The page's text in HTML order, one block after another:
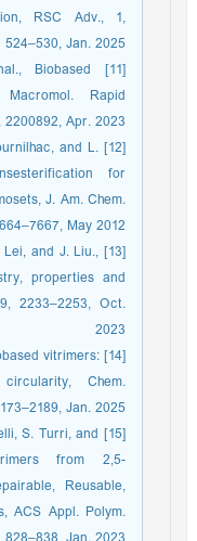
RSC Adv., 1,
524–530, Jan. 2025
Biobased
Macromol. Rapid
2200892, Apr. 2023
and L.
for
J. Am. Chem.
May 2012
Lei, and J. Liu.,
properties and
2233–2253, Oct.
2023
vitrimers:
Chem.
Jan. 2025
S. Turri, and
from 2,5-
Reusable,
ACS Appl. Polym.